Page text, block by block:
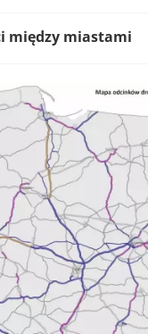
między miastami